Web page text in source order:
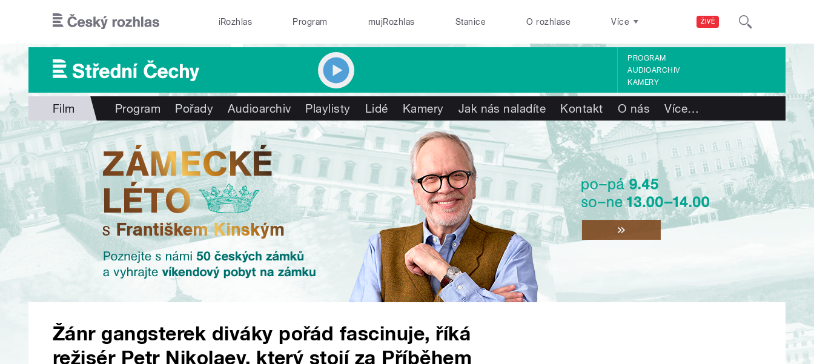
ŽIVĚ
iRozhlas Program mujRozhlas Stanice O rozhlase Více
PROGRAM
AUDIOARCHIV
KAMERY
Film Program Pořady Audioarchiv Playlisty Lidé Kamery Jak nás naladíte Kontakt O nás Více…
Žánr gangsterek diváky pořád fascinuje, říká
režisér Petr Nikolaev, který stojí za Příběhem